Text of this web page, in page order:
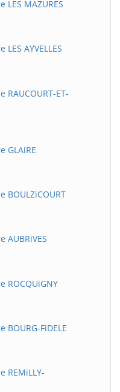
MAZURES
AYVELLES
ET-
GLAiRE
ROCQUiGNY
FiDELE
REMiLLY-